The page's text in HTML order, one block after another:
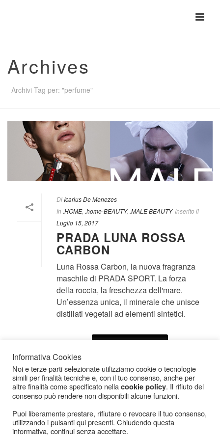
Archives
Archivi Tag per: "perfume"
Di Icarius De Menezes
In .HOME, .home-BEAUTY, .MALE BEAUTY Inserito il
Luglio 15, 2017
PRADA LUNA ROSSA
CARBON
Luna Rossa Carbon, la nuova fragranza
maschile di PRADA SPORT. La forza
della roccia, la freschezza dell'mare.
Un’essenza unica, il minerale che unisce
distillati vegetali ad elementi sintetici.
Icarius.com Copyright © 2000 - 2022 |Privacy Policy
Informativa Cookies
Noi e terze parti selezionate utilizziamo cookie o tecnologie
simili per finalità tecniche e, con il tuo consenso, anche per
altre finalità come specificato nellacookie policy. Il rifiuto del
consenso può rendere non disponibili alcune funzioni.
Puoi liberamente prestare, rifiutare o revocare il tuo consenso,
utilizzando i pulsanti qui presenti. Chiudendo questa
informativa, continui senza accettare.